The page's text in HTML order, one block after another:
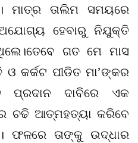
ମାତ୍ର ତାଲିମ ସମୟରେ
ହେବାରୁ ନିଯୁକ୍ତି
ଗତ ମେ ମାସ
କର୍କଟ ପୀଡିତ ମା’ଙ୍କର
ପ୍ରଦାନ ଦାବିରେ ଏକ
ଚଢି ଆତ୍ମହତ୍ୟା କରିବେ
ଫଳରେ ତାଙ୍କୁ ଉଦ୍ଧାର